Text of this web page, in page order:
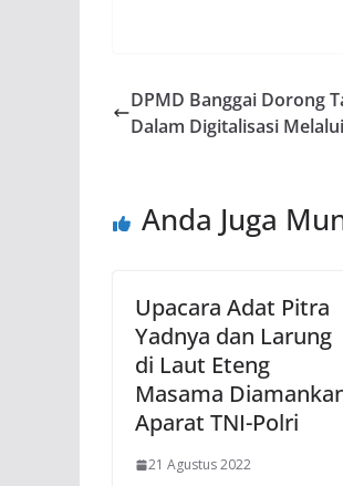
DPMD Banggai Dorong
Dalam Digitalisasi
Anda Juga
Upacara Adat Pitra
Yadnya dan Larung
di Laut Eteng
Masama
Aparat TNI-Polri
21 Agustus 2022